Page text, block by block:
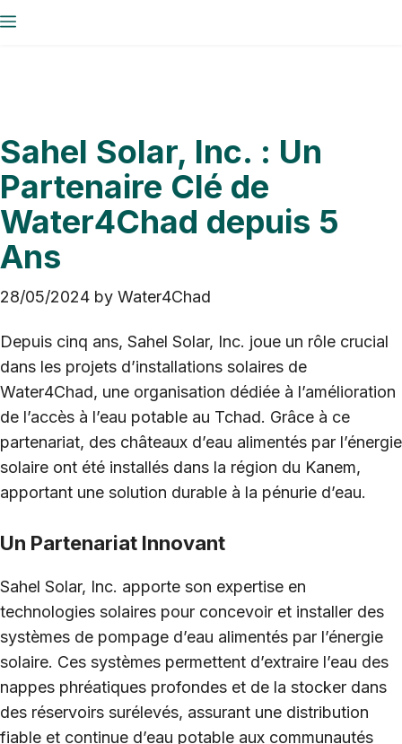
Skip
Menu
Sahel Solar, Inc. : Un
Partenaire Clé de
Water4Chad depuis 5
Ans
28/05/2024 by Water4Chad
Depuis cinq ans, Sahel Solar, Inc. joue un rôle crucial
dans les projets d’installations solaires de
Water4Chad, une organisation dédiée à l’amélioration
de l’accès à l’eau potable au Tchad. Grâce à ce
partenariat, des châteaux d’eau alimentés par l’énergie
solaire ont été installés dans la région du Kanem,
apportant une solution durable à la pénurie d’eau.
Un Partenariat Innovant
Sahel Solar, Inc. apporte son expertise en
technologies solaires pour concevoir et installer des
systèmes de pompage d’eau alimentés par l’énergie
solaire. Ces systèmes permettent d’extraire l’eau des
nappes phréatiques profondes et de la stocker dans
des réservoirs surélevés, assurant une distribution
fiable et continue d’eau potable aux communautés